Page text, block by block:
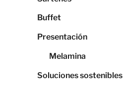
Buffet
Presentación
Melamina
Soluciones sostenibles